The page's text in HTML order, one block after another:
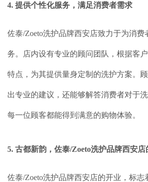
4. 提供个性化服务，满足消费者需求
佐泰/Zoeto洗护品牌西安店致力于为消费
务。店内设有专业的顾问团队，根据客
特点，为其提供量身定制的洗护方案。
出专业的建议，还能够解答消费者对于
每一位顾客都能得到满意的购物体验。
5. 古都新韵，佐泰/Zoeto洗护品牌西安店
佐泰/Zoeto洗护品牌西安店的开业，标志